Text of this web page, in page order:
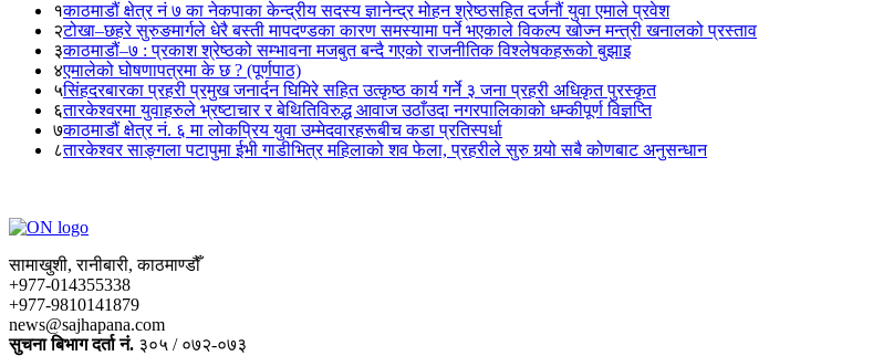
१काठमाडौं क्षेत्र नं ७ का नेकपाका केन्द्रीय सदस्य ज्ञानेन्द्र मोहन श्रेष्ठसहित दर्जनौं युवा एमाले प्रवेश
२टोखा–छहरे सुरुङमार्गले धेरै बस्ती मापदण्डका कारण समस्यामा पर्ने भएकाले विकल्प खोज्न मन्त्री खनालको प्रस्ताव
३काठमाडौं–७ : प्रकाश श्रेष्ठको सम्भावना मजबुत बन्दै गएको राजनीतिक विश्लेषकहरूको बुझाइ
४एमालेको घोषणापत्रमा के छ ? (पूर्णपाठ)
५सिंहदरबारका प्रहरी प्रमुख जनार्दन घिमिरे सहित उत्कृष्ठ कार्य गर्ने ३ जना प्रहरी अधिकृत पुरस्कृत
६तारकेश्वरमा युवाहरुले भ्रष्टाचार र बेथितिविरुद्ध आवाज उठाँउदा नगरपालिकाको धम्कीपूर्ण विज्ञप्ति
७काठमाडौं क्षेत्र नं. ६ मा लोकप्रिय युवा उम्मेदवारहरूबीच कडा प्रतिस्पर्धा
८तारकेश्वर साङ्गला पटापुमा ईभी गाडीभित्र महिलाको शव फेला, प्रहरीले सुरु गर्‍यो सबै कोणबाट अनुसन्धान
सामाखुशी, रानीबारी, काठमाण्डौँ
+977-014355338
+977-9810141879
news@sajhapana.com
सुचना बिभाग दर्ता नं. ३०५ / ०७२-०७३